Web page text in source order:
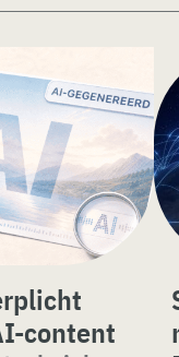
content